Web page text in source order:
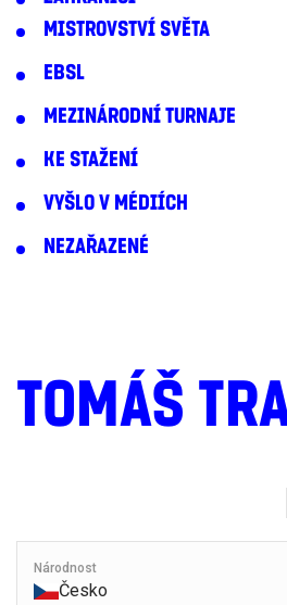
MISTROVSTVÍ SVĚTA
EBSL
MEZINÁRODNÍ TURNAJE
KE STAŽENÍ
VYŠLO V MÉDIÍCH
NEZAŘAZENÉ
TOMÁŠ
Národnost
Česko